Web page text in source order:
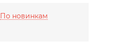
По новинкам